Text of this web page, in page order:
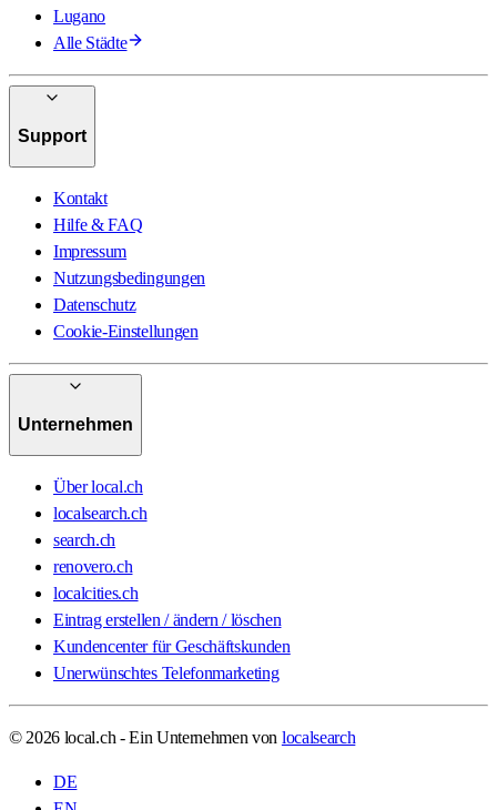
Lugano
Alle Städte
Support
Kontakt
Hilfe & FAQ
Impressum
Nutzungsbedingungen
Datenschutz
Cookie-Einstellungen
Unternehmen
Über local.ch
localsearch.ch
search.ch
renovero.ch
localcities.ch
Eintrag erstellen / ändern / löschen
Kundencenter für Geschäftskunden
Unerwünschtes Telefonmarketing
© 2026 local.ch - Ein Unternehmen von localsearch
DE